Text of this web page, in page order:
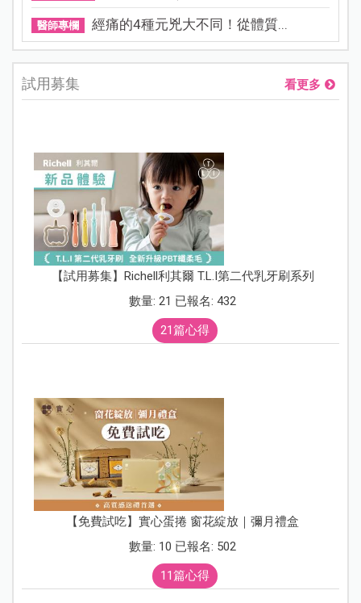
醫師專欄 經痛的4種元兇大不同！從體質...
試用募集 看更多
【試用募集】Richell利其爾 T.L.I第二代乳牙刷系列
數量: 21 已報名: 432
21篇心得
【免費試吃】實心蛋捲 窗花綻放｜彌月禮盒
數量: 10 已報名: 502
11篇心得